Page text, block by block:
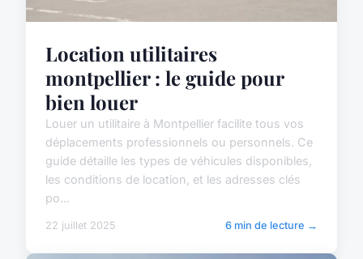
Location utilitaires
montpellier : le guide pour
bien louer
Louer un utilitaire à Montpellier facilite tous vos
déplacements professionnels ou personnels. Ce
guide détaille les types de véhicules disponibles,
les conditions de location, et les adresses clés
po...
22 juillet 2025 6 min de lecture →